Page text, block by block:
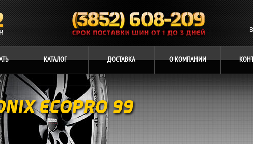
КАТАЛОГ ДОСТАВКА ОКОМПАНИИ
ECOPRO 99